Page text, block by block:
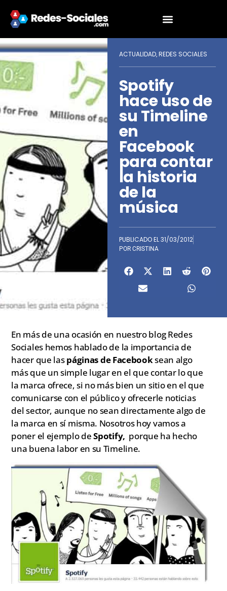
ACTUALIDAD, REDES SOCIALES
Spotify
hace uso de
su Timeline
en
Facebook
para contar
la historia
de la
música
PUBLICADO EL31/03/2012
POR CRISTINA
En más de una ocasión en nuestro blog Redes
Sociales hemos hablado de la importancia de
hacer que laspáginas de Facebooksean algo
más que un simple lugar en el que contar lo que
la marca ofrece, si no más bien un sitio en el que
comunicarse con el público y ofrecerle noticias
del sector, aunque no sean directamente algo de
la marca en sí misma. Nosotros hoy vamos a
poner el ejemplo deSpotify, porque ha hecho
una buena labor en su Timeline.